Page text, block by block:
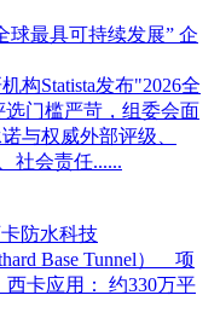
球最具可持续发展” 企
构Statista发布"2026全
门槛严苛，组委会面
与权威外部评级、
社会责任......
防水科技
Base Tunnel） 项
卡应用： 约330万平